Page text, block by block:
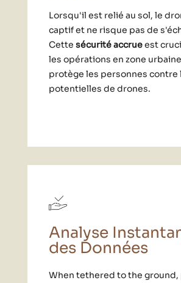
Lorsqu'il est relié au sol, le
captif et ne risque pas de
Cette sécurité accrueest
les opérations en zone
protège les personnes contre
potentielles de drones.
Analyse
des Données
When tethered to the